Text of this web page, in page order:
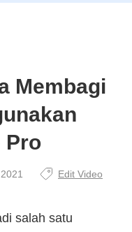
Membagi
Pro
Edit Video
salah satu